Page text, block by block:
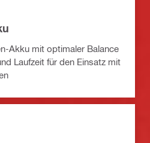
Akku mit optimaler Balance
Laufzeit für den Einsatz mit